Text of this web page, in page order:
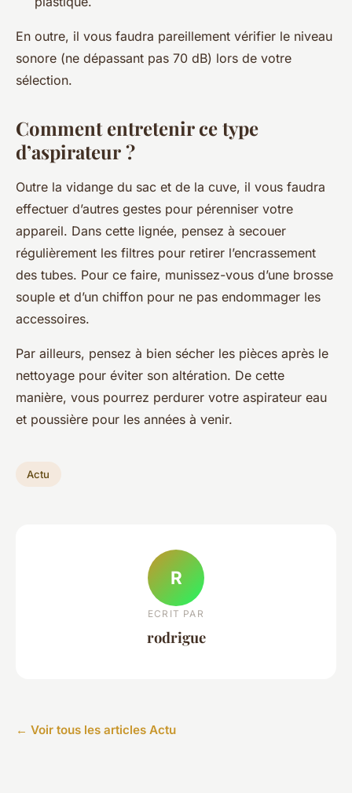
En outre, il vous faudra pareillement vérifier le niveau
sonore (ne dépassant pas 70 dB) lors de votre
sélection.
Comment entretenir ce type
d’aspirateur ?
Outre la vidange du sac et de la cuve, il vous faudra
effectuer d’autres gestes pour pérenniser votre
appareil. Dans cette lignée, pensez à secouer
régulièrement les filtres pour retirer l’encrassement
des tubes. Pour ce faire, munissez-vous d’une brosse
souple et d’un chiffon pour ne pas endommager les
accessoires.
Par ailleurs, pensez à bien sécher les pièces après le
nettoyage pour éviter son altération. De cette
manière, vous pourrez perdurer votre aspirateur eau
et poussière pour les années à venir.
Actu
R
ECRIT PAR
rodrigue
← Voir tous les articles Actu